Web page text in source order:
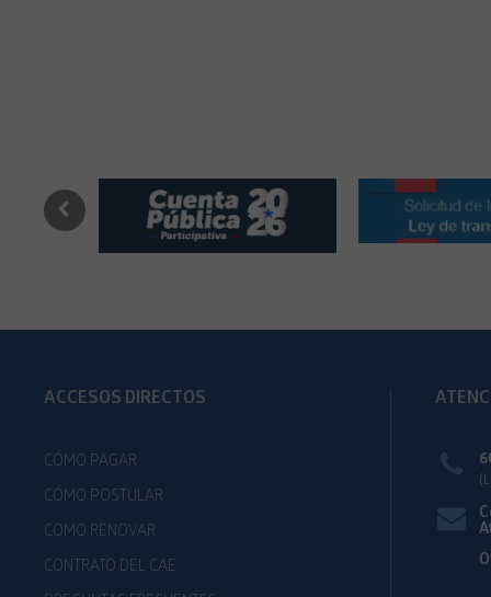
ACCESOS DIRECTOS
CÓMO PAGAR
CÓMO POSTULAR
COMO RENOVAR
CONTRATO DEL CAE